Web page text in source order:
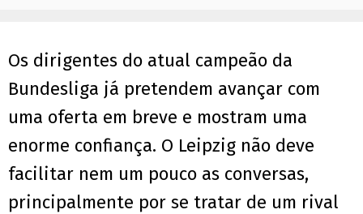
Os dirigentes do atual campeão da
Bundesliga já pretendem avançar com
uma oferta em breve e mostram uma
enorme confiança. O Leipzig não deve
facilitar nem um pouco as conversas,
principalmente por se tratar de um rival